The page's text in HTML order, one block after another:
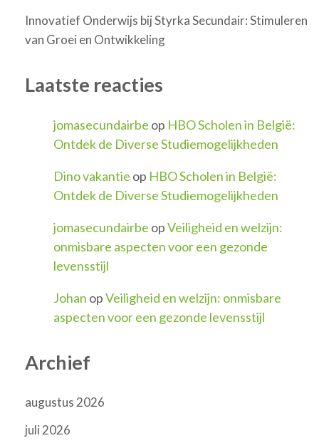
Innovatief Onderwijs bij Styrka Secundair: Stimuleren
van Groei en Ontwikkeling
Laatste reacties
jomasecundairbe op HBO Scholen in België:
Ontdek de Diverse Studiemogelijkheden
Dino vakantie op HBO Scholen in België:
Ontdek de Diverse Studiemogelijkheden
jomasecundairbe opVeiligheid en welzijn:
onmisbare aspecten voor een gezonde
levensstijl
Johan opVeiligheid en welzijn: onmisbare
aspecten voor een gezonde levensstijl
Archief
augustus 2026
juli 2026